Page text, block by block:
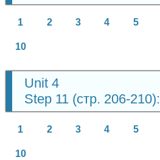
1 2 3 4 5
10
Unit 4
Step 11 (стр. 206-210):
1 2 3 4 5
10